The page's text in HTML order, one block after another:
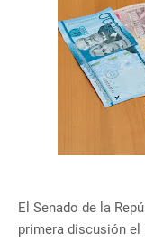
El Senado de la
primera discusión el